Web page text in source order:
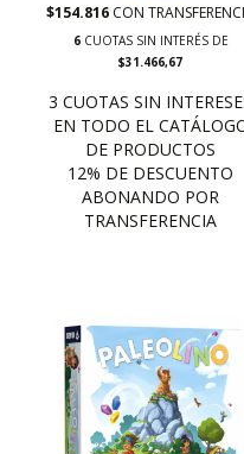
$154.816 CON
6CUOTAS SIN INTERÉS DE
$31.466,67